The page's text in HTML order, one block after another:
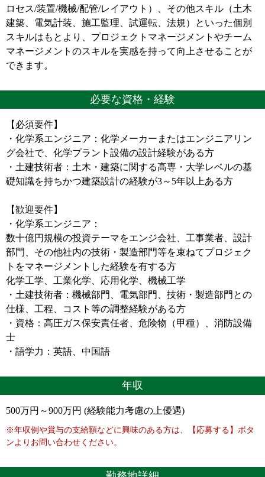
ロセス/装置/機械/配管/レイアウト）、その他スキル（土木
建築、電気計装、施工監理、試運転、法規）といった個別
スキルはもとより、プロジェクトマネージメントやチーム
マネージメントのスキルを実感を持って向上させることが
できます。
必要な資格・経験
【必須要件】
・化学系エンジニア：化学メーカーまたはエンジニアリン
グ会社で、化学プラント設備の設計経験がある方
・土建技術者：土木・建築に関する高専・大学レベルの基
礎知識を持ちかつ建築設計の経験が3～5年以上ある方
【歓迎要件】
・化学系エンジニア：
数十億円規模の投資テーマをエンジ会社、工事業者、設計
部門、その他社内の技術・製造部門等を束ねてプロジェク
トをマネージメントした経験を有する方
化学工学、工業化学、応用化学、機械工学
・土建技術者：機械部門、電気部門、技術・製造部門との
仕様、工程、コスト等の調整経験がある方
・資格：高圧ガス保安責任者、危険物（甲種）、消防設備
士
・語学力：英語、中国語
年収
500万円～900万円 (経験能力考慮の上優遇)
※年収例や賞与の支給額などに興味のある方は、【応募する】ボタ
ンよりお問い合わせください。